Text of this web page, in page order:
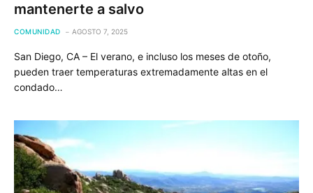
mantenerte a salvo
COMUNIDAD AGOSTO 7, 2025
San Diego, CA – El verano, e incluso los meses de otoño,
pueden traer temperaturas extremadamente altas en el
condado…